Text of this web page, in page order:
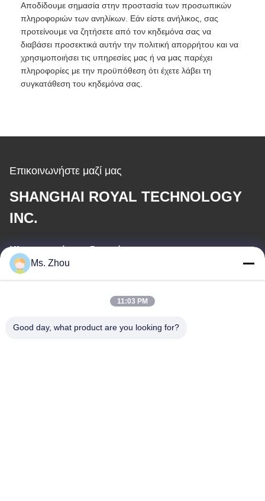
Αποδίδουμε σημασία στην προστασία των προσωπικών
πληροφοριών των ανηλίκων. Εάν είστε ανήλικος, σας
προτείνουμε να ζητήσετε από τον κηδεμόνα σας να
διαβάσει προσεκτικά αυτήν την πολιτική απορρήτου και να
χρησιμοποιήσει τις υπηρεσίες μας ή να μας παρέχει
πληροφορίες με την προϋπόθεση ότι έχετε λάβει τη
συγκατάθεση του κηδεμόνα σας.
Επικοινωνήστε μαζί μας
SHANGHAI ROYAL TECHNOLOGY
INC.
Ηλεκτρονικό ταχυδρομείο
Ms. Zhou
11:03 PM
Good day, what product are you looking for?